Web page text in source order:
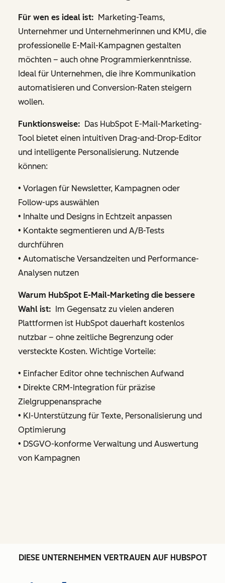
Für wen es ideal ist: Marketing-Teams,
Unternehmer und Unternehmerinnen und KMU, die
professionelle E-Mail-Kampagnen gestalten
möchten – auch ohne Programmierkenntnisse.
Ideal für Unternehmen, die ihre Kommunikation
automatisieren und Conversion-Raten steigern
wollen.
Funktionsweise: Das HubSpot E-Mail-Marketing-
Tool bietet einen intuitiven Drag-and-Drop-Editor
und intelligente Personalisierung. Nutzende
können:
• Vorlagen für Newsletter, Kampagnen oder
Follow-ups auswählen
• Inhalte und Designs in Echtzeit anpassen
• Kontakte segmentieren und A/B-Tests
durchführen
• Automatische Versandzeiten und Performance-
Analysen nutzen
Warum HubSpot E-Mail-Marketing die bessere
Wahl ist:
Im Gegensatz zu vielen anderen
Plattformen ist HubSpot dauerhaft kostenlos
nutzbar – ohne zeitliche Begrenzung oder
versteckte Kosten. Wichtige Vorteile:
• Einfacher Editor ohne technischen Aufwand
• Direkte CRM-Integration für präzise
Zielgruppenansprache
• KI-Unterstützung für Texte, Personalisierung und
Optimierung
• DSGVO-konforme Verwaltung und Auswertung
von Kampagnen
DIESE UNTERNEHMEN VERTRAUEN AUF HUBSPOT